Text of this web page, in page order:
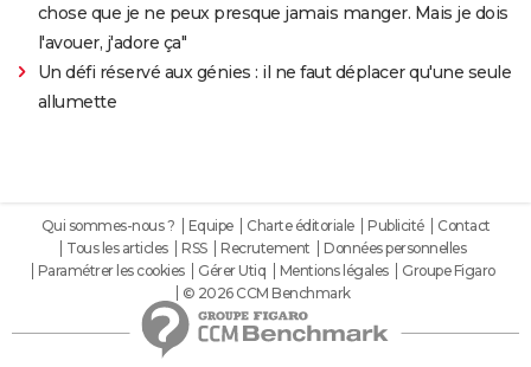
chose que je ne peux presque jamais manger. Mais je dois
l'avouer, j'adore ça"
Un défi réservé aux génies : il ne faut déplacer qu'une seule
allumette
Qui sommes-nous ? Equipe Charte éditoriale Publicité
Contact
Tous les articles
RSS Recrutement
Données personnelles
Paramétrer les cookies
Gérer Utiq Mentions légales
Groupe Figaro
© 2026 CCM Benchmark